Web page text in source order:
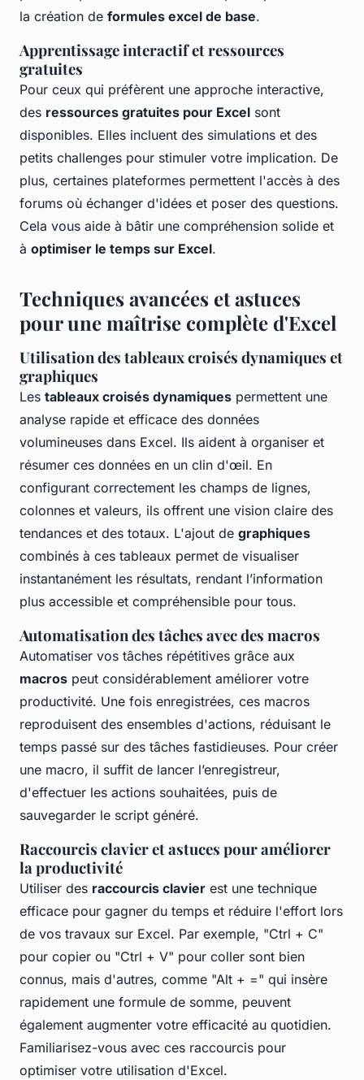
la création de formules excel de base.
Apprentissage interactif et ressources
gratuites
Pour ceux qui préfèrent une approche interactive,
des ressources gratuites pour Excel sont
disponibles. Elles incluent des simulations et des
petits challenges pour stimuler votre implication. De
plus, certaines plateformes permettent l'accès à des
forums où échanger d'idées et poser des questions.
Cela vous aide à bâtir une compréhension solide et
à optimiser le temps sur Excel.
Techniques avancées et astuces
pour une maîtrise complète d'Excel
Utilisation des tableaux croisés dynamiques et
graphiques
Les tableaux croisés dynamiques permettent une
analyse rapide et efficace des données
volumineuses dans Excel. Ils aident à organiser et
résumer ces données en un clin d'œil. En
configurant correctement les champs de lignes,
colonnes et valeurs, ils offrent une vision claire des
tendances et des totaux. L'ajout de graphiques
combinés à ces tableaux permet de visualiser
instantanément les résultats, rendant l’information
plus accessible et compréhensible pour tous.
Automatisation des tâches avec des macros
Automatiser vos tâches répétitives grâce aux
macros peut considérablement améliorer votre
productivité. Une fois enregistrées, ces macros
reproduisent des ensembles d'actions, réduisant le
temps passé sur des tâches fastidieuses. Pour créer
une macro, il suffit de lancer l’enregistreur,
d'effectuer les actions souhaitées, puis de
sauvegarder le script généré.
Raccourcis clavier et astuces pour améliorer
la productivité
Utiliser des raccourcis clavier est une technique
efficace pour gagner du temps et réduire l'effort lors
de vos travaux sur Excel. Par exemple, "Ctrl + C"
pour copier ou "Ctrl + V" pour coller sont bien
connus, mais d'autres, comme "Alt + =" qui insère
rapidement une formule de somme, peuvent
également augmenter votre efficacité au quotidien.
Familiarisez-vous avec ces raccourcis pour
optimiser votre utilisation d'Excel.